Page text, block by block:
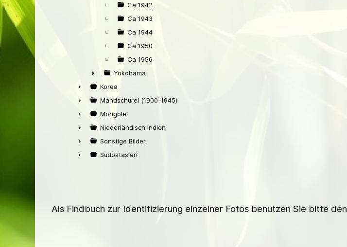
Ca 1942
Ca 1943
Ca 1944
Ca 1950
Ca 1956
►
Yokohama
►
Korea
►
Mandschurei (1900-1945)
►
Mongolei
►
Niederländisch Indien
►
Sonstige Bilder
Südostasien
Als Findbuch zur Identifizierung einzelner Fotos benutzen Sie bitte den